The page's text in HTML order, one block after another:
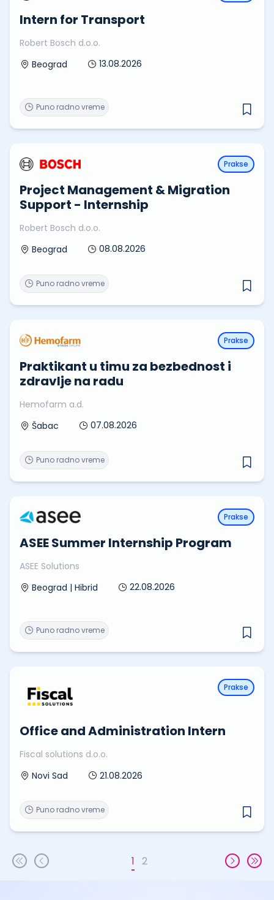
Intern for Transport
Robert Bosch d.o.o.
Beograd
13.08.2026
Puno radno vreme
Prakse
Project Management & Migration
Support - Internship
Robert Bosch d.o.o.
Beograd
08.08.2026
Puno radno vreme
Prakse
Praktikant u timu za bezbednost i
zdravlje na radu
Hemofarm a.d.
Šabac
07.08.2026
Puno radno vreme
Prakse
ASEE Summer Internship Program
ASEE Solutions
Beograd | Hibrid
22.08.2026
Puno radno vreme
Prakse
Office and Administration Intern
Fiscal solutions d.o.o.
Novi Sad
21.08.2026
Puno radno vreme
1 2